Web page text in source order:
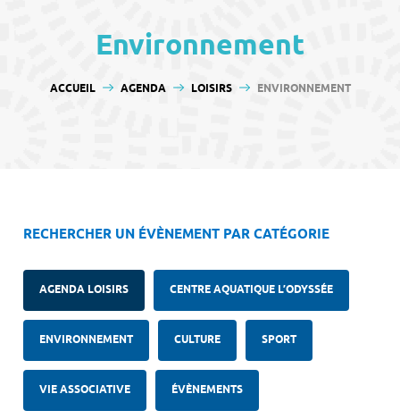
Environnement
VOUS ÊTES ICI :
ACCUEIL AGENDA LOISIRS ENVIRONNEMENT
RECHERCHER UN ÉVÈNEMENT PAR CATÉGORIE
AGENDA LOISIRS CENTRE AQUATIQUE L’ODYSSÉE
ENVIRONNEMENT CULTURE SPORT
VIE ASSOCIATIVE ÉVÈNEMENTS